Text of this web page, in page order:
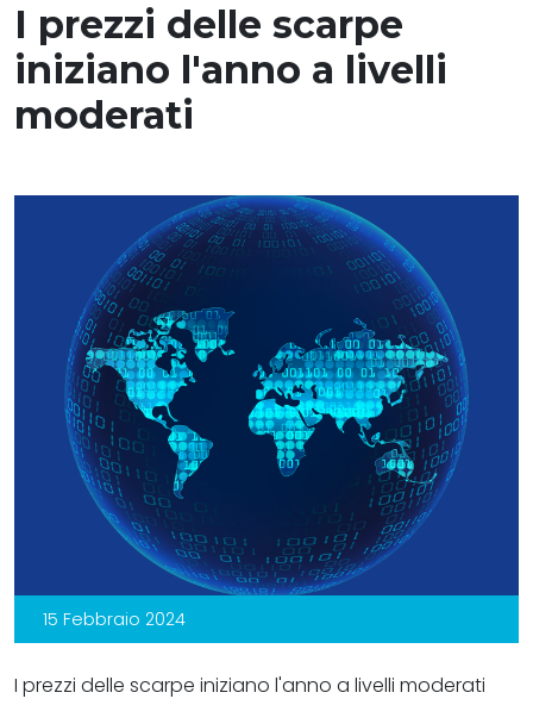
I prezzi delle scarpe
iniziano l'anno a livelli
moderati
15 Febbraio 2024
I prezzi delle scarpe iniziano l'anno a livelli moderati